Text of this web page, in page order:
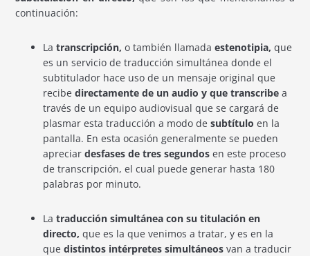
continuación:
Latranscripción,o también llamadaestenotipia,que
es un servicio de traducción simultánea donde el
subtitulador hace uso de un mensaje original que
recibedirectamente de un audio y que transcribea
través de un equipo audiovisual que se cargará de
plasmar esta traducción a modo desubtítuloen la
pantalla. En esta ocasión generalmente se pueden
apreciardesfases de tres segundos en este proceso
de transcripción, el cual puede generar hasta 180
palabras por minuto.
La traducción simultánea con su titulación en
directo, que es la que venimos a tratar, y es en la
quedistintos intérpretes simultáneos van a traducir